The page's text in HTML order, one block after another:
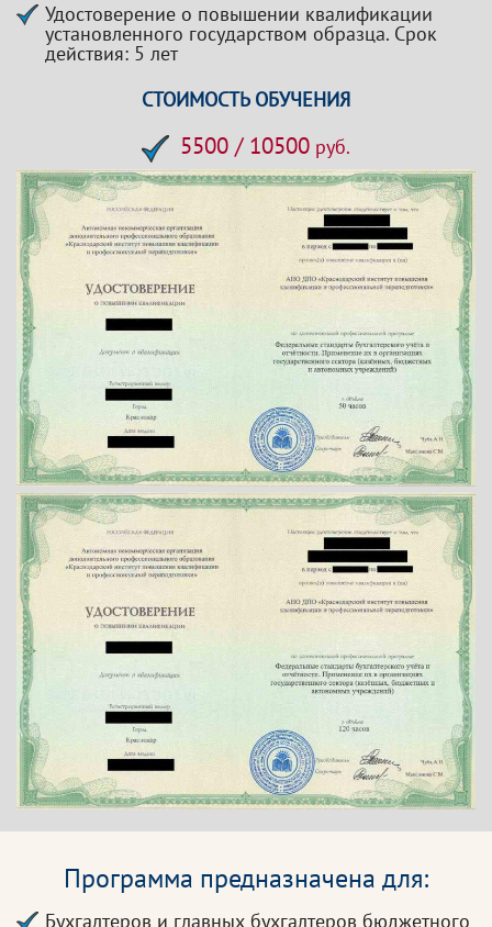
Удостоверение о повышении квалификации
установленного государством образца. Срок
действия: 5 лет
СТОИМОСТЬ ОБУЧЕНИЯ
5500 / 10500 руб.
Программа предназначена для:
Бухгалтеров и главных бухгалтеров бюджетного